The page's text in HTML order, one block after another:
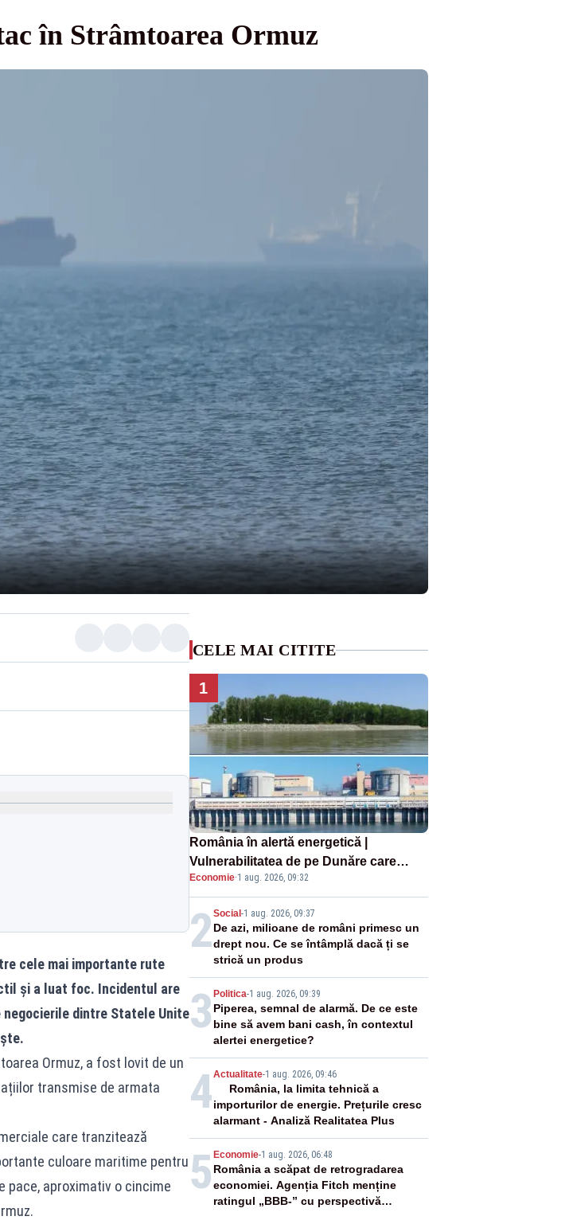
în Strâmtoarea Ormuz
cele mai importante rute
și a luat foc. Incidentul are
negocierile dintre Statele Unite
Ormuz, a fost lovit de un
transmise de armata
care tranzitează
culoare maritime pentru
pace, aproximativ o cincime
CELE MAI CITITE
1
România în alertă energetică |
Vulnerabilitatea de pe Dunăre care
pune în pericol Centrala Cernavodă era
cunoscută de pe vremea lui Ceaușescu
Economie·1 aug. 2026, 09:32
2Social -1 aug. 2026, 09:37
De azi, milioane de români primesc un
drept nou. Ce se întâmplă dacă ți se
strică un produs
3 Politica-1 aug. 2026, 09:39
Piperea, semnal de alarmă. De ce este
bine să avem bani cash, în contextul
alertei energetice?
4Actualitate-1 aug. 2026, 09:46
România, la limita tehnică a
importurilor de energie. Prețurile cresc
alarmant - Analiză Realitatea Plus
5 Economie-1 aug. 2026, 06:48
România a scăpat de retrogradarea
economiei. Agenția Fitch menține
ratingul „BBB-” cu perspectivă